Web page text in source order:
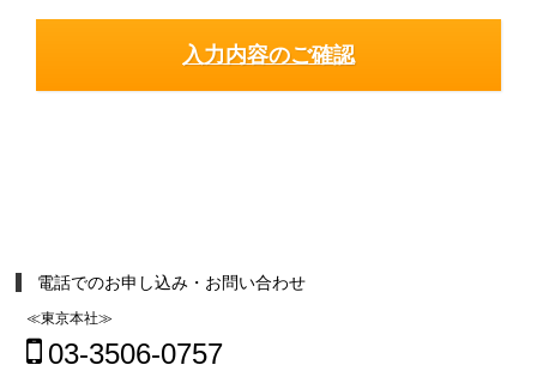
電話でのお申し込み・お問い合わせ
≪東京本社≫
03-3506-0757